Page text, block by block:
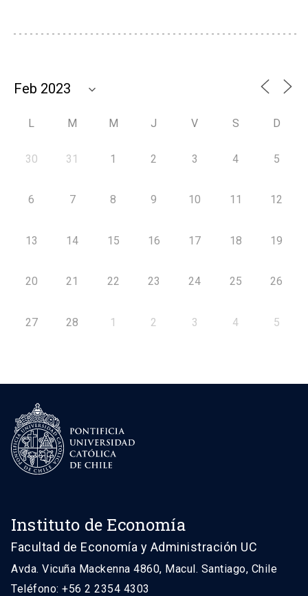
L M M J V S D
30 31 1 2 3 4 5
6 7 8 9 10 11 12
13 14 15 16 17 18 19
20 21 22 23 24 25 26
27 28 1 2 3 4 5
Instituto de Economía
Facultad de Economía y Administración UC
Avda. Vicuña Mackenna 4860, Macul. Santiago, Chile
Teléfono: +56 2 2354 4303